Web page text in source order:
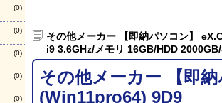
(0)
(0)
(0)
(0)
(0)
その他メーカー 【即納パソコン】
i9 3.6GHz/メモリ 16GB/HDD
その他メーカー 【即
(Win11pro64) 9D9